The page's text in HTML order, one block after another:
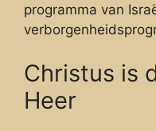
programma van
Christus is
Heer